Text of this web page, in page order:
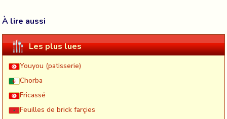
À lire aussi
Les plus lues
Youyou (patisserie)
Chorba
Fricassé
Feuilles de brick farçies